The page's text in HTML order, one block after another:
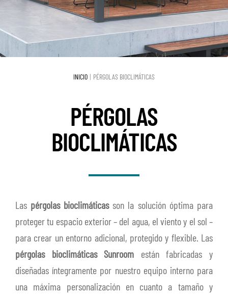
hijo
el
menú
hijo
Cristaleras correderas
menú
Sistemas de Oscurecimiento
el
PROYECTOS
PARTICULARES
CONTRACT
FAQ
DESTACADOS
CONTACTOS
ES
INICIO PÉRGOLAS BIOCLIMÁTICAS
PÉRGOLAS
BIOCLIMÁTICAS
Las pérgolas bioclimáticasson la solución óptima para
proteger tu espacio exterior – del agua, el viento y el sol –
para crear un entorno adicional, protegido y flexible. Las
pérgolas bioclimáticas Sunroom están fabricadas y
diseñadas íntegramente por nuestro equipo interno para
una máxima personalización en cuanto a tamaño y